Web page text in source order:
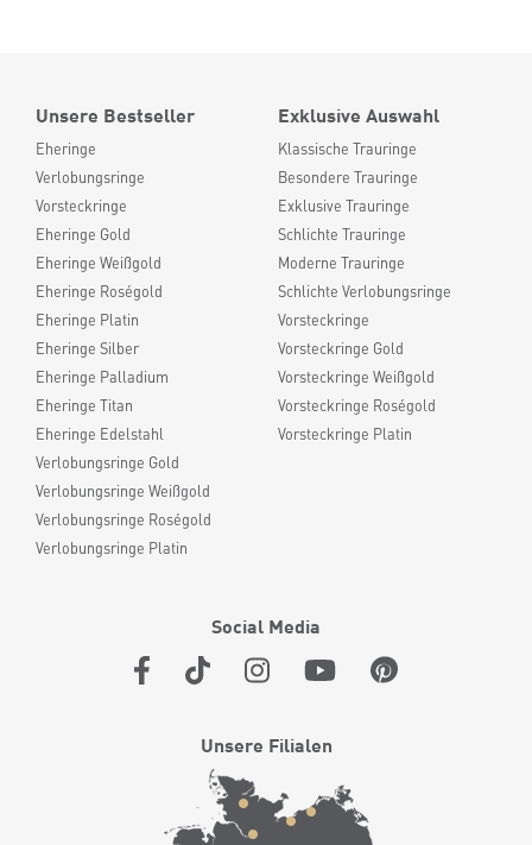
Unsere Bestseller
Eheringe
Verlobungsringe
Vorsteckringe
Eheringe Gold
Eheringe Weißgold
Eheringe Roségold
Eheringe Platin
Eheringe Silber
Eheringe Palladium
Eheringe Titan
Eheringe Edelstahl
Verlobungsringe Gold
Verlobungsringe Weißgold
Verlobungsringe Roségold
Verlobungsringe Platin
Exklusive Auswahl
Klassische Trauringe
Besondere Trauringe
Exklusive Trauringe
Schlichte Trauringe
Moderne Trauringe
Schlichte Verlobungsringe
Vorsteckringe
Vorsteckringe Gold
Vorsteckringe Weißgold
Vorsteckringe Roségold
Vorsteckringe Platin
Social Media
Unsere Filialen